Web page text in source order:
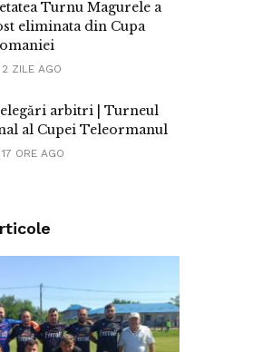
Turnu Magurele a
eliminata din Cupa
ZILE AGO
arbitri | Turneul
al Cupei Teleormanul
ORE AGO